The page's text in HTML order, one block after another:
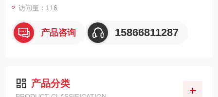
访问量：116
产品咨询 15866811287
产品分类